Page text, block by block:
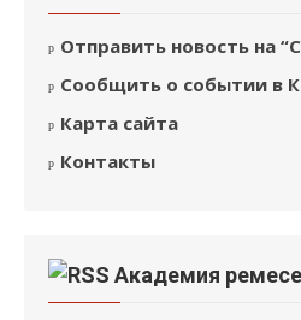
Отправить новость на
Сообщить о событии в
Карта сайта
Контакты
Академия